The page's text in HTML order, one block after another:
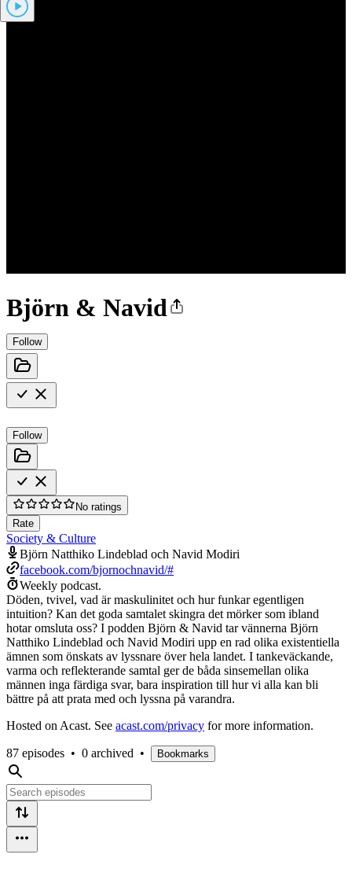
Björn & Navid
Follow
Follow
No ratings
Rate
Society & Culture
Björn Natthiko Lindeblad och Navid Modiri
facebook.com/bjornochnavid/#
Weekly podcast.
Döden, tvivel, vad är maskulinitet och hur funkar egentligen
intuition? Kan det goda samtalet skingra det mörker som ibland
hotar omsluta oss? I podden Björn & Navid tar vännerna Björn
Natthiko Lindeblad och Navid Modiri upp en rad olika existentiella
ämnen som önskats av lyssnare över hela landet. I tankeväckande,
varma och reflekterande samtal ger de båda sinsemellan olika
männen inga färdiga svar, bara inspiration till hur vi alla kan bli
bättre på att prata med och lyssna på varandra.
Hosted on Acast. See acast.com/privacy for more information.
87 episodes • 0 archived • Bookmarks